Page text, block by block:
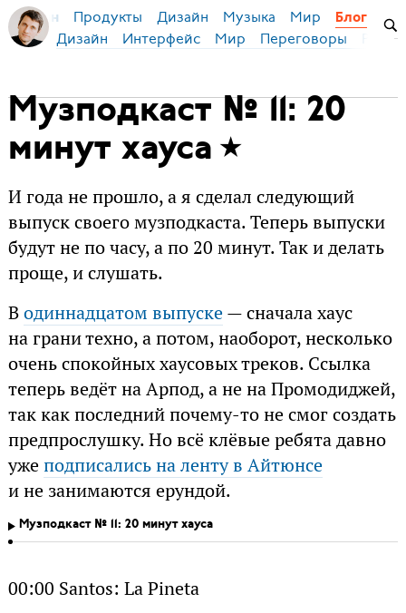
Бирман Продукты Дизайн Музыка Мир Блог
Дизайн Интерфейс Мир Переговоры
Музподкаст № 11: 20
минут хауса
И года не прошло, а я сделал следующий
выпуск своего музподкаста. Теперь выпуски
будут не по часу, а по 20 минут. Так и делать
проще, и слушать.
Водиннадцатом выпуске— сначала хаус
на грани техно, а потом, наоборот, несколько
очень спокойных хаусовых треков. Ссылка
теперь ведёт на Арпод, а не на Промодиджей,
так как последний почему-то не смог создать
предпрослушку. Но всё клёвые ребята давно
ужеподписались на ленту в Айтюнсе
и не занимаются ерундой.
Музподкаст № 11: 20 минут хауса
00:00 Santos: La Pineta